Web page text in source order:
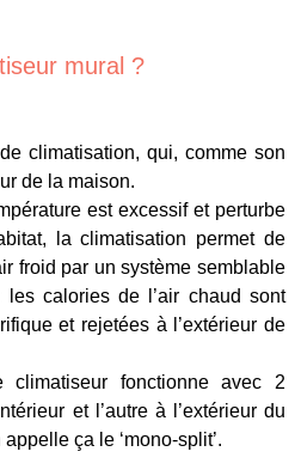
mural ?
climatisation, qui, comme son
de la maison.
est excessif et perturbe
la climatisation permet de
froid par un système semblable
les calories de l’air chaud sont
et rejetées à l’extérieur de
climatiseur fonctionne avec 2
et l’autre à l’extérieur du
ça le ‘mono-split’.